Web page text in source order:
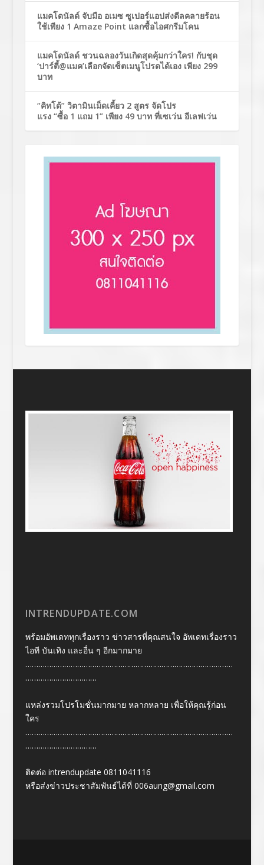
แมคโดนัลด์ จับมือ อเมซ ซูเปอร์แอปส่งดีลคลายร้อน
ใช้เพียง 1 Amaze Point แลกซื้อไอศกรีมโคน
แมคโดนัลด์ ชวนฉลองวันเกิดสุดคุ้มกว่าใคร! กับชุด
‘ปาร์ตี้@แมค’เลือกจัดเซ็ตเมนูโปรดได้เอง เพียง 299
บาท
“คิทโด้” วิตามินเม็ดเคี้ยว 2 สูตร จัดโปร
แรง “ซื้อ 1 แถม 1” เพียง 49 บาท ที่เซเว่น อีเลฟเว่น
INTRENDUPDATE.COM
พร้อมอัพเดททุกเรื่องราว ข่าวสารที่คุณสนใจ อัพเดทเรื่องราว
ไอที บันเทิง และอื่น ๆ อีกมากมาย
……………………………………………………………………………………
……………………………
แหล่งรวมโปรโมชั่นมากมาย หลากหลาย เพื่อให้คุณรู้ก่อน
ใคร
……………………………………………………………………………………
……………………………
ติดต่อ intrendupdate 0811041116
หรือส่งข่าวประชาสัมพันธ์ได้ที่ 006aung@gmail.com